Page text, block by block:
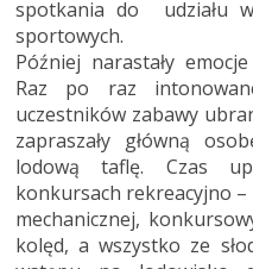
spotkania do udziału
sportowych.
Później narastały
Raz po raz
uczestników zabawy
zapraszały główną
lodową taflę. Czas
konkursach rekreacyjno –
mechanicznej,
kolęd, a wszystko ze